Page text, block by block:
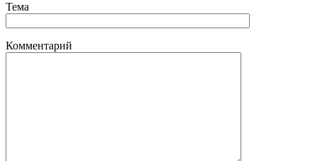
Тема
Комментарий